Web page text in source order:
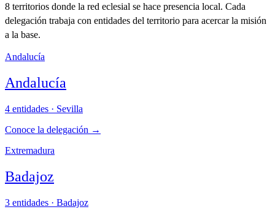
8 territorios donde la red eclesial se hace presencia local. Cada
delegación trabaja con entidades del territorio para acercar la misión
a la base.
Andalucía
Andalucía
4 entidades · Sevilla
Conoce la delegación →
Extremadura
Badajoz
3 entidades · Badajoz